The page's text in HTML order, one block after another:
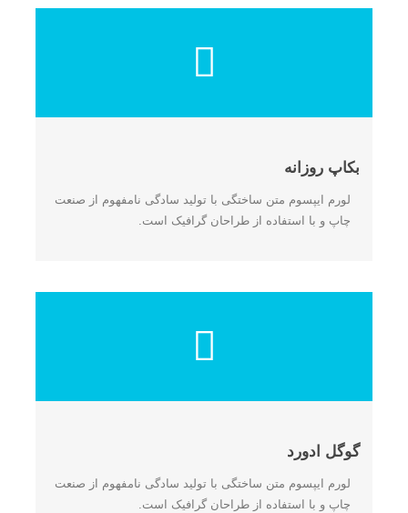
بکاپ روزانه
لورم ایپسوم متن ساختگی با تولید سادگی نامفهوم از صنعت
چاپ و با استفاده از طراحان گرافیک است.
گوگل ادورد
لورم ایپسوم متن ساختگی با تولید سادگی نامفهوم از صنعت
چاپ و با استفاده از طراحان گرافیک است.